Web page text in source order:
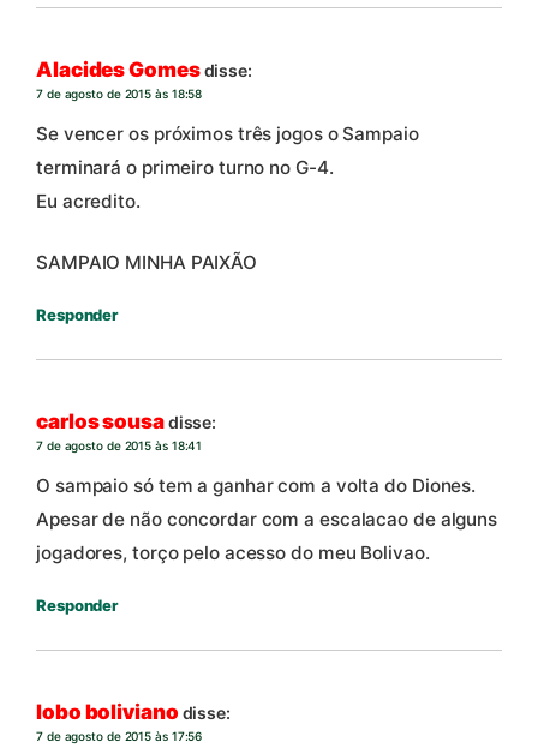
Alacides Gomesdisse:
7 de agosto de 2015 às 18:58
Se vencer os próximos três jogos o Sampaio
terminará o primeiro turno no G-4.
Eu acredito.
SAMPAIO MINHA PAIXÃO
Responder
carlos sousadisse:
7 de agosto de 2015 às 18:41
O sampaio só tem a ganhar com a volta do Diones.
Apesar de não concordar com a escalacao de alguns
jogadores, torço pelo acesso do meu Bolivao.
Responder
lobo boliviano disse:
7 de agosto de 2015 às 17:56